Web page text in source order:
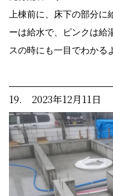
上棟前に、床下の部分
ーは給水で、ピンクは給
スの時にも一目でわかる
19. 2023年12月11日